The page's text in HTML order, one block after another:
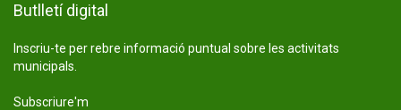
Butlletí digital
Inscriu-te per rebre informació puntual sobre les activitats
municipals.
Subscriure'm